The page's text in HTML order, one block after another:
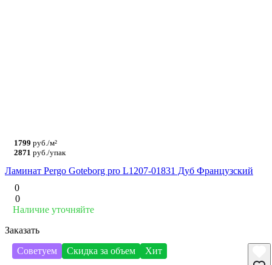
1799 руб./м²
2871 руб./упак
Ламинат Pergo Goteborg pro L1207-01831 Дуб Французский
0
0
Наличие уточняйте
Заказать
Советуем
Скидка за объем Хит